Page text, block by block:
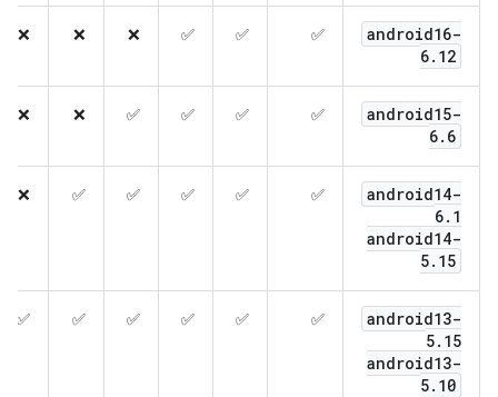
android16-
6. 12
✅
✅
✅
❌
❌
❌
android15-
6. 6
✅
✅
✅
✅
❌
❌
android14-
6. 1
android14-
5. 15
✅
✅
✅
✅
✅
❌
android13-
5. 15
android13-
5. 10
✅
✅
✅
✅
✅
✅